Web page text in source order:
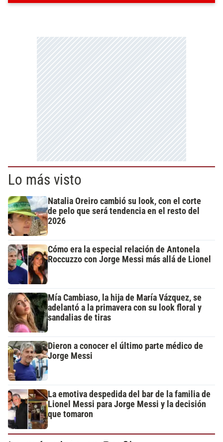
Lo más visto
Natalia Oreiro cambió su look, con el corte
de pelo que será tendencia en el resto del
2026
Cómo era la especial relación de Antonela
Roccuzzo con Jorge Messi más allá de Lionel
Mía Cambiaso, la hija de María Vázquez, se
adelantó a la primavera con su look floral y
sandalias de tiras
Dieron a conocer el último parte médico de
Jorge Messi
La emotiva despedida del bar de la familia de
Lionel Messi para Jorge Messi y la decisión
que tomaron